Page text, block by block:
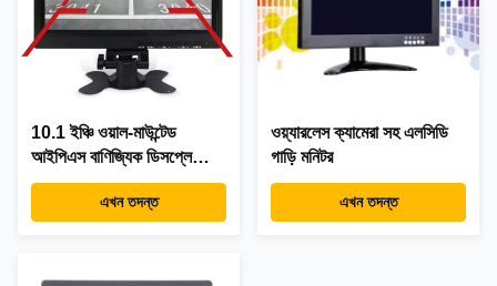
10.1 ইঞ্চি ওয়াল-মাউন্টেড
আইপিএস বাণিজ্যিক ডিসপ্লে
মনিটর
এখন তদন্ত
ওয়্যারলেস ক্যামেরা সহ এলসিডি
গাড়ি মনিটর
এখন তদন্ত